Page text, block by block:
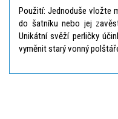
Použití: Jednoduše vložte
do šatníku nebo jej
Unikátní svěží perličky
vyměnit starý vonný